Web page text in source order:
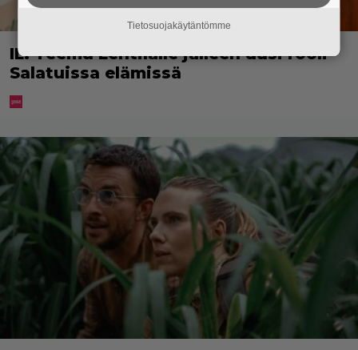
IL: Teemu Lehtilälle jälleen uusi rooli
Salatuissa elämissä
Tietosuojakäytäntömme